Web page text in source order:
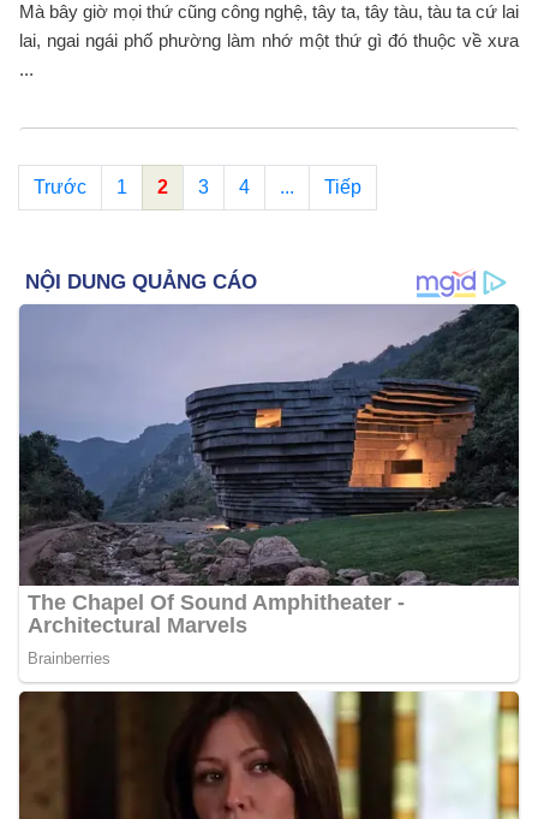
Mà bây giờ mọi thứ cũng công nghệ, tây ta, tây tàu, tàu ta cứ lai
lai, ngai ngái phố phường làm nhớ một thứ gì đó thuộc về xưa
...
Trước 1 2 3 4 ... Tiếp